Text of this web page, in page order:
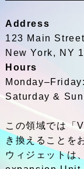
Address
123 Main Street
New York, NY
Hours
Saturday &
この領域では「
き換えることを
ウィジェットは